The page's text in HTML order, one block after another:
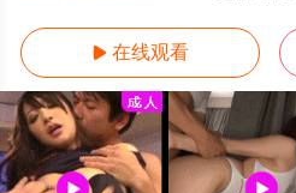
 在线观看